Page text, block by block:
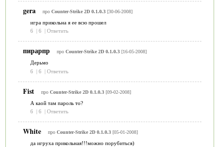
gera про Counter-Strike 2D 0.1.0.3[30-06-2008]
игра прикольна я ее всю прошел
6
| 6 | Ответить
пирарпр про Counter-Strike 2D 0.1.0.3[16-05-2008]
Дерьмо
6
| 6 | Ответить
Fist про Counter-Strike 2D 0.1.0.3[09-02-2008]
А каой там пароль то?
6
| 6 | Ответить
White про Counter-Strike 2D 0.1.0.3[05-01-2008]
да игруха прикольная!!!можно порубиться)